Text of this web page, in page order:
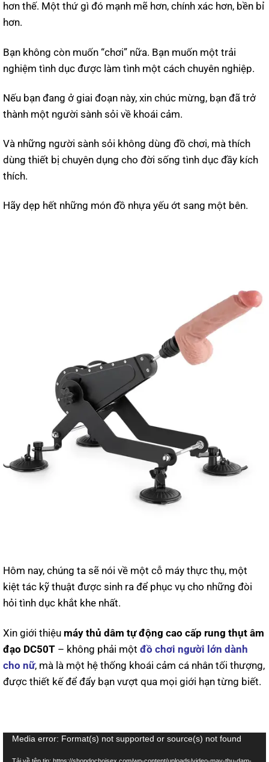
hơn thế. Một thứ gì đó mạnh mẽ hơn, chính xác hơn, bền bỉ
hơn.
Bạn không còn muốn “chơi” nữa. Bạn muốn một trải
nghiệm tình dục được làm tình một cách chuyên nghiệp.
Nếu bạn đang ở giai đoạn này, xin chúc mừng, bạn đã trở
thành một người sành sỏi về khoái cảm.
Và những người sành sỏi không dùng đồ chơi, mà thích
dùng thiết bị chuyên dụng cho đời sống tình dục đầy kích
thích.
Hãy dẹp hết những món đồ nhựa yếu ớt sang một bên.
Hôm nay, chúng ta sẽ nói về một cỗ máy thực thụ, một
kiệt tác kỹ thuật được sinh ra để phục vụ cho những đòi
hỏi tình dục khắt khe nhất.
Xin giới thiệu máy thủ dâm tự động cao cấp rung thụt âm
đạo DC50T – không phải một đồ chơi người lớn dành
cho nữ, mà là một hệ thống khoái cảm cá nhân tối thượng,
được thiết kế để đẩy bạn vượt qua mọi giới hạn từng biết.
Trình
chơi
Media error: Format(s) not supported or source(s) not found